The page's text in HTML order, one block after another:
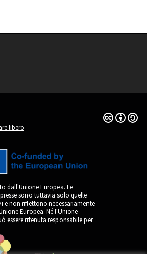
libero
Licenza
dall'Unione Europea. Le
sono tuttavia solo quelle
e non riflettono necessariamente
Europea. Né l'Unione
essere ritenuta responsabile per